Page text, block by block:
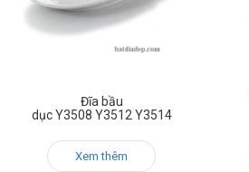
Đĩa bầu
dục Y3508 Y3512 Y3514
Xem thêm